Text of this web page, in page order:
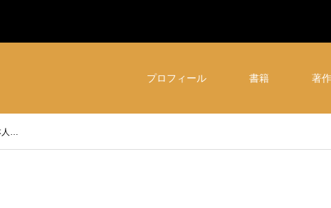
プロフィール 書籍 著
人…